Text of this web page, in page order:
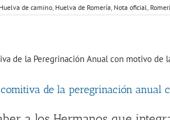
Huelva de camino Huelva de Romería Nota oficial
de la peregrinación anual